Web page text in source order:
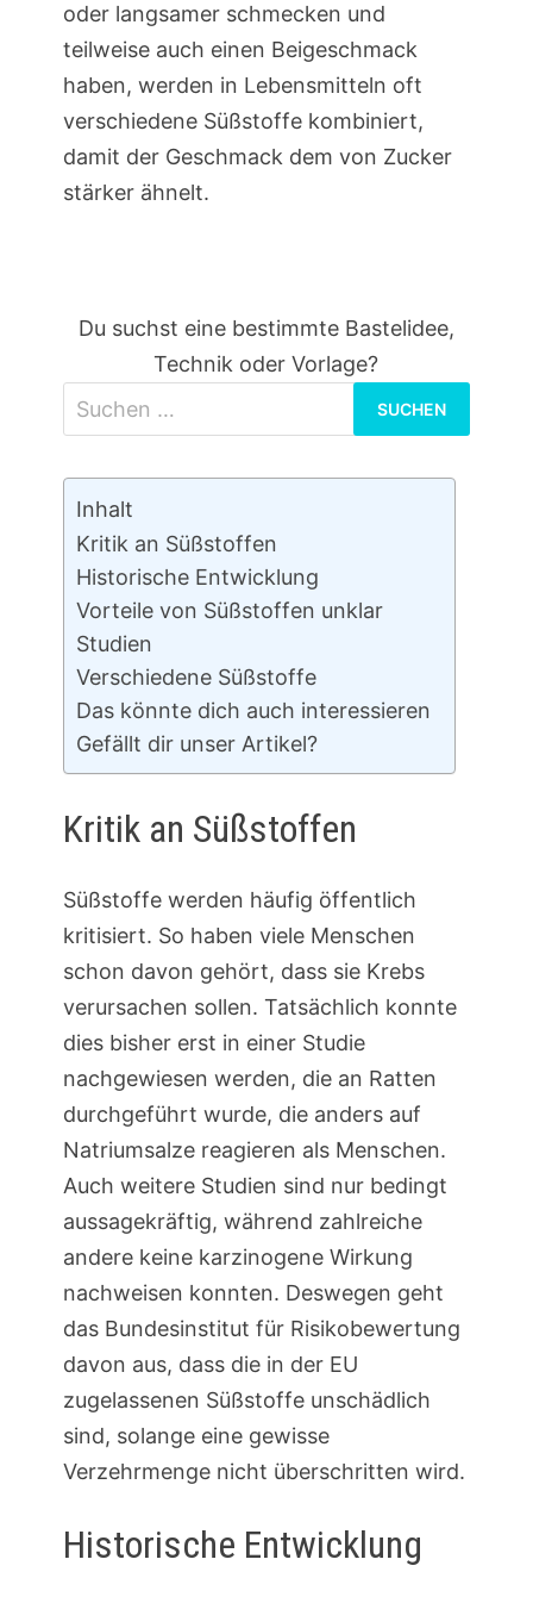
oder langsamer schmecken und
teilweise auch einen Beigeschmack
haben, werden in Lebensmitteln oft
verschiedene Süßstoffe kombiniert,
damit der Geschmack dem von Zucker
stärker ähnelt.
Du suchst eine bestimmte Bastelidee,
Technik oder Vorlage?
nach:
Inhalt
Kritik an Süßstoffen
Historische Entwicklung
Vorteile von Süßstoffen unklar
Studien
Verschiedene Süßstoffe
Das könnte dich auch interessieren
Gefällt dir unser Artikel?
Kritik an Süßstoffen
Süßstoffe werden häufig öffentlich
kritisiert. So haben viele Menschen
schon davon gehört, dass sie Krebs
verursachen sollen. Tatsächlich konnte
dies bisher erst in einer Studie
nachgewiesen werden, die an Ratten
durchgeführt wurde, die anders auf
Natriumsalze reagieren als Menschen.
Auch weitere Studien sind nur bedingt
aussagekräftig, während zahlreiche
andere keine karzinogene Wirkung
nachweisen konnten. Deswegen geht
das Bundesinstitut für Risikobewertung
davon aus, dass die in der EU
zugelassenen Süßstoffe unschädlich
sind, solange eine gewisse
Verzehrmenge nicht überschritten wird.
Historische Entwicklung